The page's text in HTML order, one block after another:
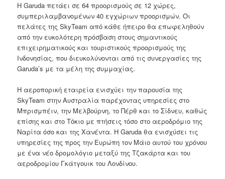
Η Garuda πετάει σε 64 προορισμούς σε 12 χώρες,
συμπεριλαμβανομένων 40 εγχώριων προορισμών. Οι
πελάτες της SkyTeam από κάθε ήπειρο θα επωφεληθούν
από την ευκολότερη πρόσβαση στους σημαντικούς
επιχειρηματικούς και τουριστικούς προορισμούς της
Ινδονησίας, που διευκολύνονται από τις συνεργασίες της
Garuda’s με τα μέλη της συμμαχίας.
Η αεροπορική εταιρεία ενισχύει την παρουσία της
SkyTeam στην Αυστραλία παρέχοντας υπηρεσίες στο
Μπρισμπέιν, την Μελβούρνη, το Πέρθ και το Σίδνευ, καθώς
επίσης και στο Τόκιο με πτήσεις τόσο στο αεροδρόμιο της
Ναρίτα όσο και της Χανέντα. Η Garuda θα ενισχύσει τις
υπηρεσίες της προς την Ευρώπη τον Μάιο αυτού του χρόνου
με ένα νέο δρομολόγιο μεταξύ της Τζακάρτα και του
αεροδρομίου Γκάτγουικ του Λονδίνου.